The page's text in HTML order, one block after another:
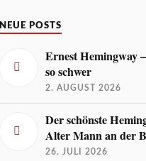
NEUE POSTS
Ernest Hemingway
so schwer
2. AUGUST 2026
Der schönste
Alter Mann an der
26. JULI 2026